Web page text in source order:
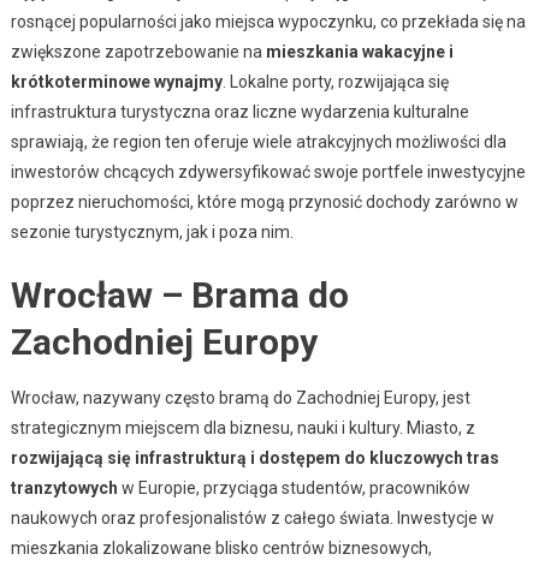
rosnącej popularności jako miejsca wypoczynku, co przekłada się na
zwiększone zapotrzebowanie na mieszkania wakacyjne i
krótkoterminowe wynajmy. Lokalne porty, rozwijająca się
infrastruktura turystyczna oraz liczne wydarzenia kulturalne
sprawiają, że region ten oferuje wiele atrakcyjnych możliwości dla
inwestorów chcących zdywersyfikować swoje portfele inwestycyjne
poprzez nieruchomości, które mogą przynosić dochody zarówno w
sezonie turystycznym, jak i poza nim.
Wrocław – Brama do
Zachodniej Europy
Wrocław, nazywany często bramą do Zachodniej Europy, jest
strategicznym miejscem dla biznesu, nauki i kultury. Miasto, z
rozwijającą się infrastrukturą i dostępem do kluczowych tras
tranzytowych w Europie, przyciąga studentów, pracowników
naukowych oraz profesjonalistów z całego świata. Inwestycje w
mieszkania zlokalizowane blisko centrów biznesowych,